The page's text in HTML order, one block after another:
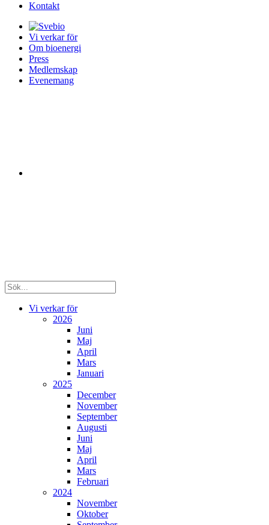
Kontakt
Vi verkar för
Om bioenergi
Press
Medlemskap
Evenemang
Vi verkar för
2026
Juni
Maj
April
Mars
Januari
2025
December
November
September
Augusti
Juni
Maj
April
Mars
Februari
2024
November
Oktober